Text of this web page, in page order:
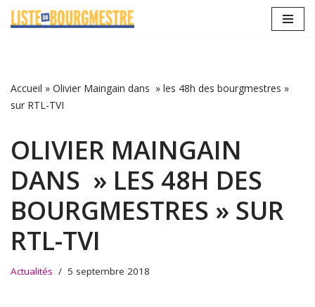
Accueil » Olivier Maingain dans » les 48h des bourgmestres »
sur RTL-TVI
OLIVIER MAINGAIN
DANS » LES 48H DES
BOURGMESTRES » SUR
RTL-TVI
Actualités 5 septembre 2018